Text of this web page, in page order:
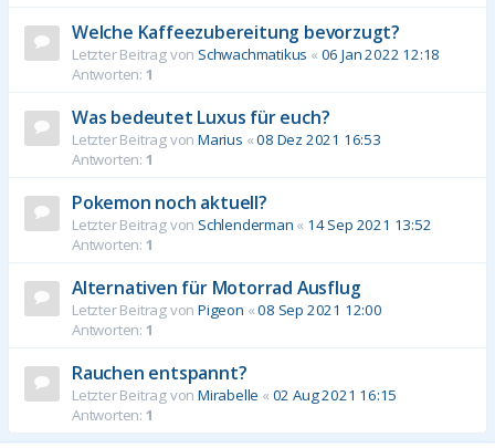
Welche Kaffeezubereitung bevorzugt?
Letzter Beitrag von Schwachmatikus « 06 Jan 2022 12:18
Antworten: 1
Was bedeutet Luxus für euch?
Letzter Beitrag von Marius «08 Dez 2021 16:53
Antworten: 1
Pokemon noch aktuell?
Letzter Beitrag von Schlenderman « 14 Sep 2021 13:52
Antworten: 1
Alternativen für Motorrad Ausflug
Letzter Beitrag von Pigeon «08 Sep 2021 12:00
Antworten: 1
Rauchen entspannt?
Letzter Beitrag von Mirabelle « 02 Aug 2021 16:15
Antworten: 1